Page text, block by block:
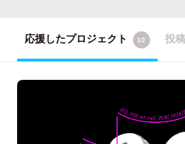
応援したプロジェクト 10 投